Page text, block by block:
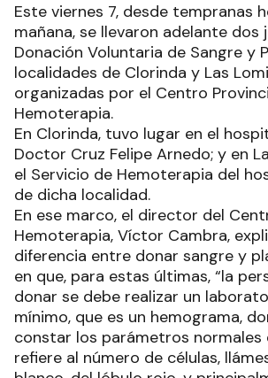
Este viernes 7, desde tempranas
mañana, se llevaron adelante dos
Donación Voluntaria de Sangre y
localidades de Clorinda y Las
organizadas por el Centro
Hemoterapia.
En Clorinda, tuvo lugar en el
Doctor Cruz Felipe Arnedo; y en
el Servicio de Hemoterapia del
de dicha localidad.
En ese marco, el director del
Hemoterapia, Víctor Cambra,
diferencia entre donar sangre y
en que, para estas últimas, “la
donar se debe realizar un
mínimo, que es un hemograma,
constar los parámetros normales
refiere al número de células,